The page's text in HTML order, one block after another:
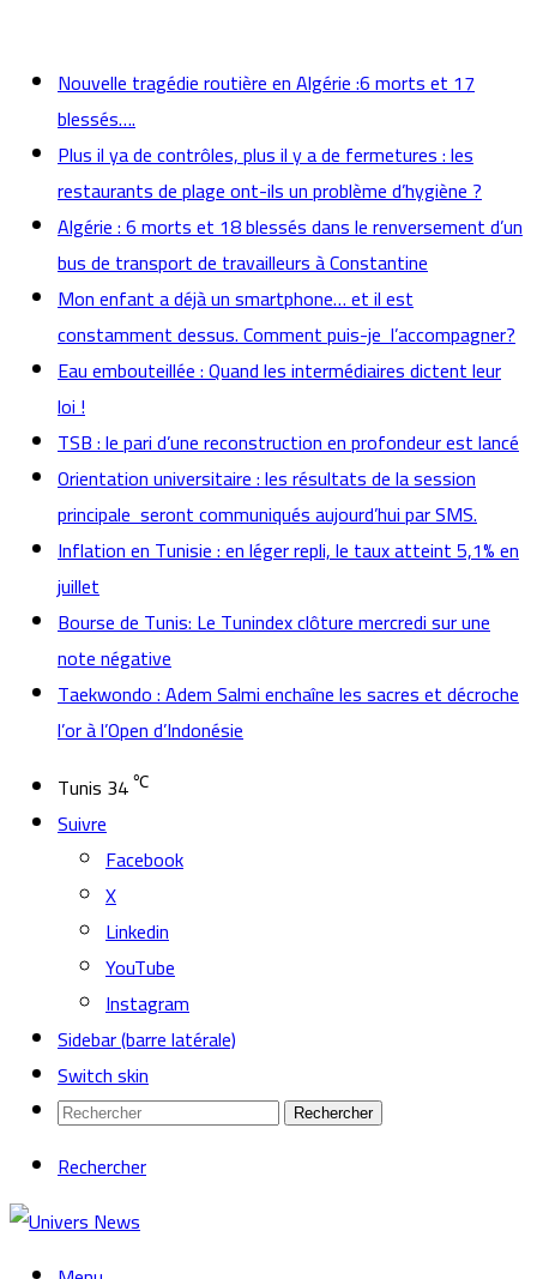
Nouvelle tragédie routière en Algérie :6 morts et 17
blessés….
Plus il ya de contrôles, plus il y a de fermetures : les
restaurants de plage ont-ils un problème d’hygiène ?
Algérie : 6 morts et 18 blessés dans le renversement d’un
bus de transport de travailleurs à Constantine
Mon enfant a déjà un smartphone… et il est
constamment dessus. Comment puis-je l’accompagner?
Eau embouteillée : Quand les intermédiaires dictent leur
loi !
TSB : le pari d’une reconstruction en profondeur est lancé
Orientation universitaire : les résultats de la session
principale seront communiqués aujourd’hui par SMS.
Inflation en Tunisie : en léger repli, le taux atteint 5,1% en
juillet
Bourse de Tunis: Le Tunindex clôture mercredi sur une
note négative
Taekwondo : Adem Salmi enchaîne les sacres et décroche
l’or à l’Open d’Indonésie
Tunis 34℃
Suivre
Facebook
X
Linkedin
YouTube
Instagram
Sidebar (barre latérale)
Switch skin
Rechercher
Rechercher